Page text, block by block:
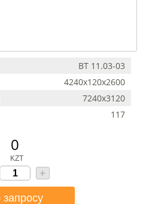
ВТ 11.03-03
4240х120х2600
7240х3120
117
0
KZT
+